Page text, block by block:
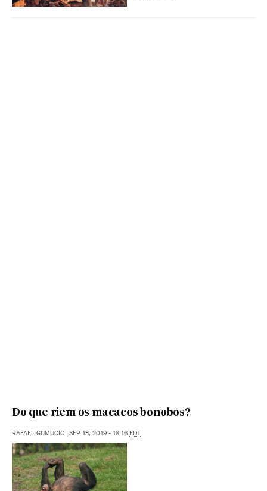
Do que riem os macacos bonobos?
RAFAEL GUMUCIO | SEP 13, 2019 - 18:16 EDT